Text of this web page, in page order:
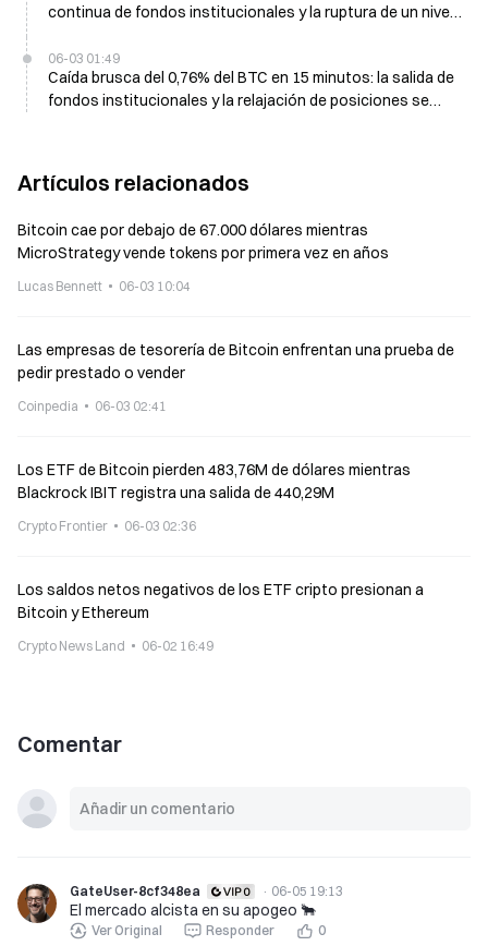
continua de fondos institucionales y la ruptura de un nivel
06-03 01:49
Caída brusca del 0,76% del BTC en 15 minutos: la salida de
fondos institucionales y la relajación de posiciones se
Artículos relacionados
Bitcoin cae por debajo de 67.000 dólares mientras
MicroStrategy vende tokens por primera vez en años
Lucas Bennett 06-03 10:04
Las empresas de tesorería de Bitcoin enfrentan una prueba de
pedir prestado o vender
Coinpedia 06-03 02:41
Los ETF de Bitcoin pierden 483,76M de dólares mientras
Blackrock IBIT registra una salida de 440,29M
Crypto Frontier 06-03 02:36
Los saldos netos negativos de los ETF cripto presionan a
Bitcoin y Ethereum
Crypto News Land 06-02 16:49
Comentar
GateUser-8cf348ea · 06-05 19:13
El mercado alcista en su apogeo 🐂
Ver Original Responder 0